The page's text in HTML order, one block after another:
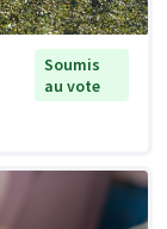
Soumis
au vote